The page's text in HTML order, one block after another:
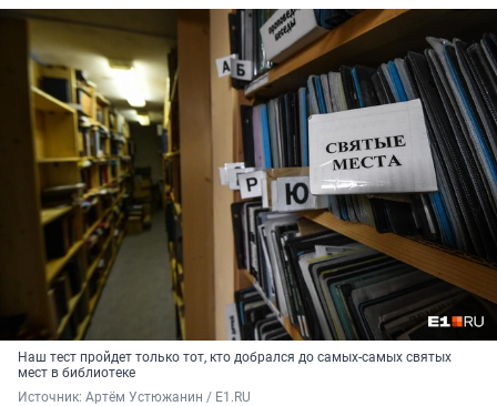
Наш тест пройдет только тот, кто добрался до самых-самых святых
мест в библиотеке
Источник: Артём Устюжанин / E1.RU